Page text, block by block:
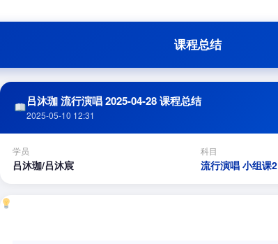
课程总结
吕沐珈 流行演唱 2025-04-28 课程总结
2025-05-10 12:31
学员
吕沐珈/吕沐宸
科目
流行演唱 小组课2